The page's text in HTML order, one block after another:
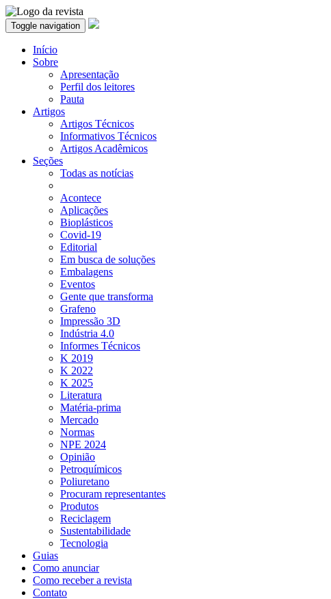
Toggle navigation
Início
Sobre
Apresentação
Perfil dos leitores
Pauta
Artigos
Artigos Técnicos
Informativos Técnicos
Artigos Acadêmicos
Seções
Todas as notícias
Acontece
Aplicações
Bioplásticos
Covid-19
Editorial
Em busca de soluções
Embalagens
Eventos
Gente que transforma
Grafeno
Impressão 3D
Indústria 4.0
Informes Técnicos
K 2019
K 2022
K 2025
Literatura
Matéria-prima
Mercado
Normas
NPE 2024
Opinião
Petroquímicos
Poliuretano
Procuram representantes
Produtos
Reciclagem
Sustentabilidade
Tecnologia
Guias
Como anunciar
Como receber a revista
Contato